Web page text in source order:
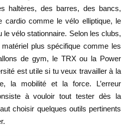
haltères, des barres, des bancs,
cardio comme le vélo elliptique, le
vélo stationnaire. Selon les clubs,
plus spécifique comme les
de gym, le TRX ou la Power
est utile si tu veux travailler à la
la mobilité et la force. L’erreur
à vouloir tout tester dès la
choisir quelques outils pertinents